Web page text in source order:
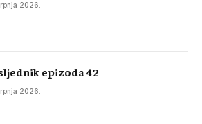
2026.
epizoda 42
2026.